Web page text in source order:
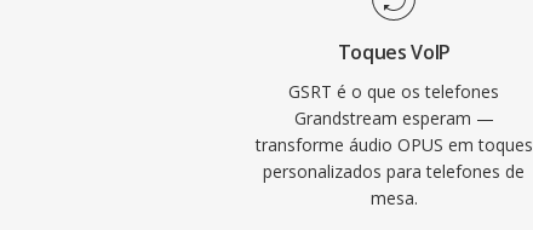
Toques VoIP
GSRT é o que os telefones
Grandstream esperam —
transforme áudio OPUS em toques
personalizados para telefones de
mesa.